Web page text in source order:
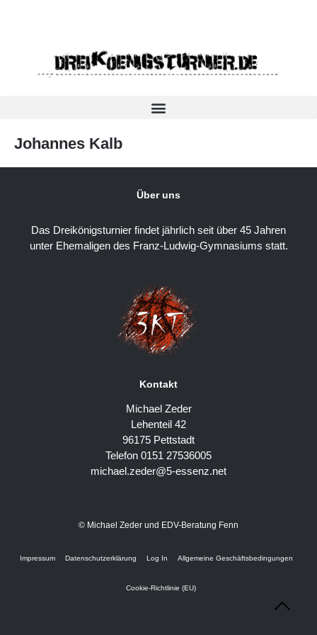
Johannes Kalb
Über uns
Das Dreikönigsturnier findet jährlich seit über 45 Jahren
unter Ehemaligen des Franz-Ludwig-Gymnasiums statt.
Kontakt
Michael Zeder
Lehenteil 42
96175 Pettstadt
Telefon 0151 27536005
michael.zeder@5-essenz.net
© Michael Zeder und EDV-Beratung Fenn
Impressum Datenschutzerklärung Log In Allgemeine Geschäftsbedingungen
Cookie-Richtlinie (EU)